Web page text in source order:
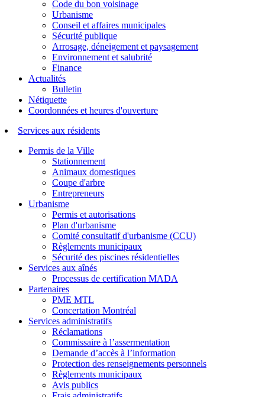
Code du bon voisinage
Urbanisme
Conseil et affaires municipales
Sécurité publique
Arrosage, déneigement et paysagement
Environnement et salubrité
Finance
Actualités
Bulletin
Nétiquette
Coordonnées et heures d'ouverture
Services aux résidents
Permis de la Ville
Stationnement
Animaux domestiques
Coupe d'arbre
Entrepreneurs
Urbanisme
Permis et autorisations
Plan d'urbanisme
Comité consultatif d'urbanisme (CCU)
Règlements municipaux
Sécurité des piscines résidentielles
Services aux aînés
Processus de certification MADA
Partenaires
PME MTL
Concertation Montréal
Services administratifs
Réclamations
Commissaire à l’assermentation
Demande d’accès à l’information
Protection des renseignements personnels
Règlements municipaux
Avis publics